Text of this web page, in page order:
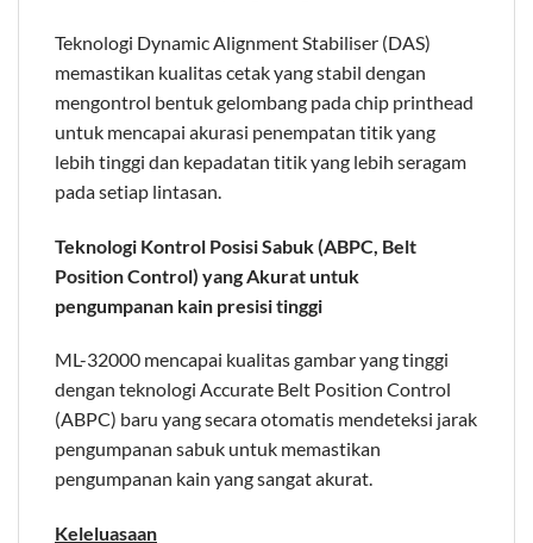
Teknologi Dynamic Alignment Stabiliser (DAS)
memastikan kualitas cetak yang stabil dengan
mengontrol bentuk gelombang pada chip printhead
untuk mencapai akurasi penempatan titik yang
lebih tinggi dan kepadatan titik yang lebih seragam
pada setiap lintasan.
Teknologi Kontrol Posisi Sabuk (ABPC, Belt
Position Control) yang Akurat untuk
pengumpanan kain presisi tinggi
ML-32000 mencapai kualitas gambar yang tinggi
dengan teknologi Accurate Belt Position Control
(ABPC) baru yang secara otomatis mendeteksi jarak
pengumpanan sabuk untuk memastikan
pengumpanan kain yang sangat akurat.
Keleluasaan